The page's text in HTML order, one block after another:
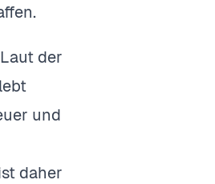
der
und
daher